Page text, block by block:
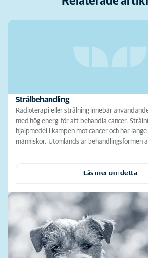
Strålbehandling
Radioterapi eller strålning innebär
med hög energi för att behandla cancer.
hjälpmedel i kampen mot cancer och har
människor. Utomlands är behandlingsformen
Läs mer om detta